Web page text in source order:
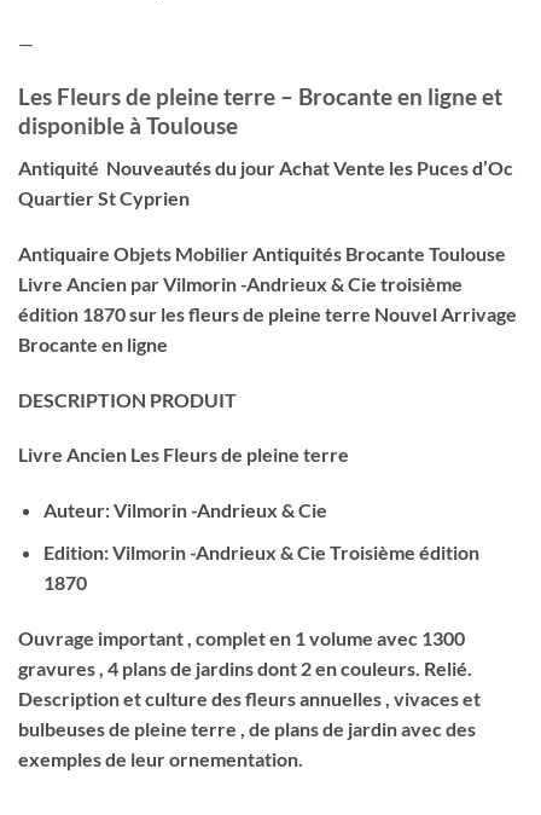
—
Les Fleurs de pleine terre – Brocante en ligne et
disponible à Toulouse
Antiquité Nouveautés du jour Achat Vente les Puces d’Oc
Quartier St Cyprien
Antiquaire Objets Mobilier Antiquités Brocante Toulouse
Livre Ancien par Vilmorin -Andrieux & Cie troisième
édition 1870 sur les fleurs de pleine terre Nouvel Arrivage
Brocante en ligne
DESCRIPTION PRODUIT
Livre Ancien Les Fleurs de pleine terre
Auteur: Vilmorin -Andrieux & Cie
Edition: Vilmorin -Andrieux & Cie Troisième édition
1870
Ouvrage important , complet en 1 volume avec 1300
gravures , 4 plans de jardins dont 2 en couleurs. Relié.
Description et culture des fleurs annuelles , vivaces et
bulbeuses de pleine terre , de plans de jardin avec des
exemples de leur ornementation.